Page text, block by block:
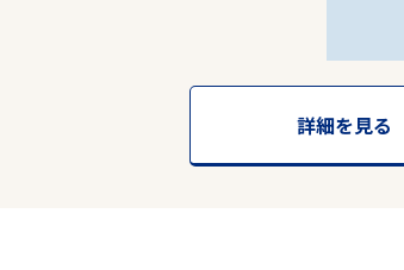
詳細を見る